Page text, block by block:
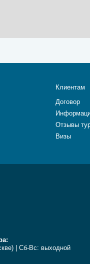
Клиентам
Договор
Отзывы
Визы
| Сб-Вс: выходной